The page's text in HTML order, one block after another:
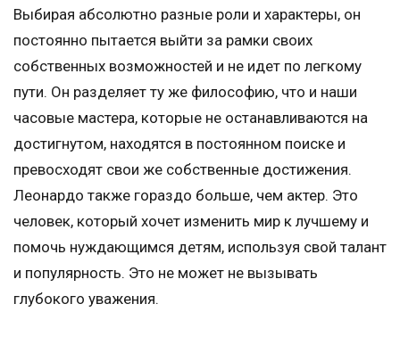
Выбирая абсолютно разные роли и характеры, он
постоянно пытается выйти за рамки своих
собственных возможностей и не идет по легкому
пути. Он разделяет ту же философию, что и наши
часовые мастера, которые не останавливаются на
достигнутом, находятся в постоянном поиске и
превосходят свои же собственные достижения.
Леонардо также гораздо больше, чем актер. Это
человек, который хочет изменить мир к лучшему и
помочь нуждающимся детям, используя свой талант
и популярность. Это не может не вызывать
глубокого уважения.